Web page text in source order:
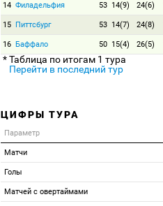
14 Филадельфия 53 14(9) 24(6)
15 Питтсбург 53 14(7) 24(8)
16 Баффало 50 15(4) 26(5)
* Таблица по итогам 1 тура
Перейти в последний тур
ЦИФРЫ ТУРА
Параметр
Матчи
Голы
Матчей с овертаймами